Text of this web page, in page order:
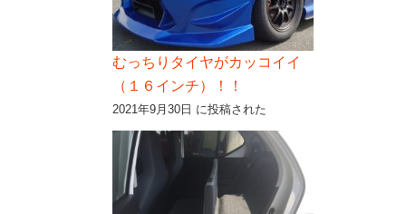
むっちりタイヤがカッコイイ
（１６インチ）！！
2021年9月30日 に投稿された